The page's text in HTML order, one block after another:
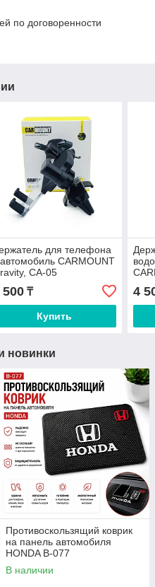
по договоренности
для телефона
CARMOUNT
CA-05
500₸
Купить
4
новинки
Противоскользящий коврик
на панель автомобиля
HONDA B-077
В наличии